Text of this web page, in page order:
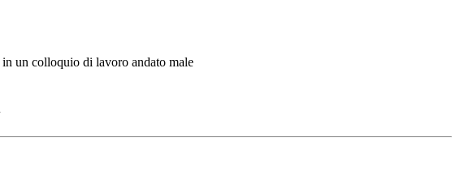
un colloquio di lavoro andato male